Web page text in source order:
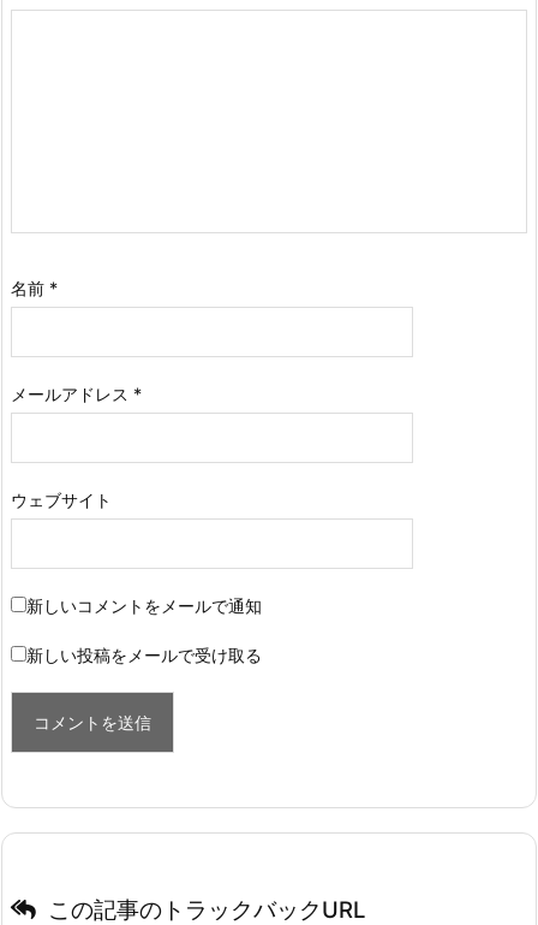
名前 *
メールアドレス *
ウェブサイト
新しいコメントをメールで通知
新しい投稿をメールで受け取る
この記事のトラックバックURL